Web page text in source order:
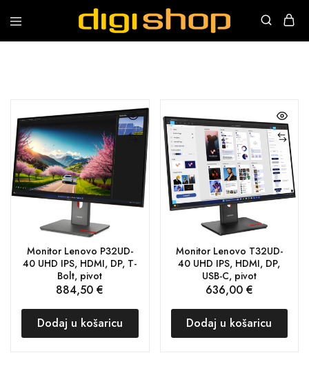
Digishop
Vaša
Monitor Lenovo P32UD-
40 UHD IPS, HDMI, DP, T-
Bolt, pivot
884,50€
Dodaj u košaricu
Monitor Lenovo T32UD-
40 UHD IPS, HDMI, DP,
USB-C, pivot
636,00 €
Dodaj u košaricu